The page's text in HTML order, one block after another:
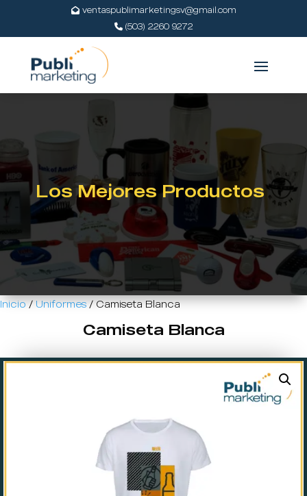
ventaspublimarketingsv@gmail.com
(503) 2260 9272
Los Mejores Productos
Inicio/Uniformes/ Camiseta Blanca
Camiseta Blanca